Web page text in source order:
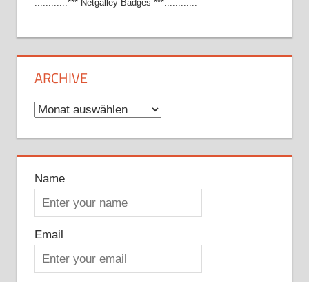
............*** Netgalley Badges ***............
ARCHIVE
Archive
Name
Email